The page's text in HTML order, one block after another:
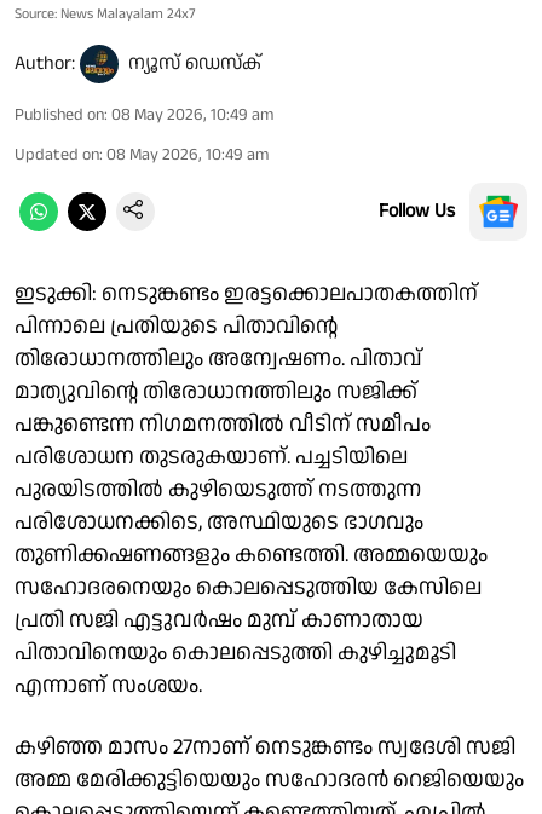
Source: News Malayalam 24x7
Author: ന്യൂസ് ഡെസ്ക്
Published on: 08 May 2026, 10:49 am
Updated on: 08 May 2026, 10:49 am
Follow Us
ഇടുക്കി: നെടുങ്കണ്ടം ഇരട്ടക്കൊലപാതകത്തിന്
പിന്നാലെ പ്രതിയുടെ പിതാവിന്റെ
തിരോധാനത്തിലും അന്വേഷണം. പിതാവ്
മാത്യുവിന്റെ തിരോധാനത്തിലും സജിക്ക്
പങ്കുണ്ടെന്ന നിഗമനത്തിൽ വീടിന് സമീപം
പരിശോധന തുടരുകയാണ്. പച്ചടിയിലെ
പുരയിടത്തിൽ കുഴിയെടുത്ത് നടത്തുന്ന
പരിശോധനക്കിടെ, അസ്ഥിയുടെ ഭാഗവും
തുണിക്കഷണങ്ങളും കണ്ടെത്തി. അമ്മയെയും
സഹോദരനെയും കൊലപ്പെടുത്തിയ കേസിലെ
പ്രതി സജി എട്ടുവർഷം മുമ്പ് കാണാതായ
പിതാവിനെയും കൊലപ്പെടുത്തി കുഴിച്ചുമൂടി
എന്നാണ് സംശയം.
കഴിഞ്ഞ മാസം 27നാണ് നെടുങ്കണ്ടം സ്വദേശി സജി
അമ്മ മേരിക്കുട്ടിയെയും സഹോദരൻ റെജിയെയും